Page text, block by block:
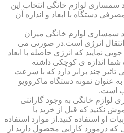
سمساری لوازم خانگی انتخاب این
دستگاه با ابعاد و اندازه آن
سمساری لوازم خانگی میزان
انرژی است.در صورتی می
نمایید که انرژی حاصله با ابعاد
شما اندازه ی کوچکی داشته
چند برابر دارد که با سرعت
به عنوان نمونه دستگاه ماکروویو
است.
لوازم خانگی به وجود گارانتی
نکنید که قبل از خرید با
او استفاده کنید.از موارد استفاده
درمورد کارایی محصول دارید از